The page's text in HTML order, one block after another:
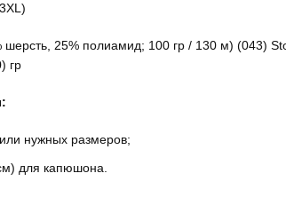
шерсть, 25% полиамид; 100 гр / 130 м) (043)
гр
нужных размеров;
для капюшона.